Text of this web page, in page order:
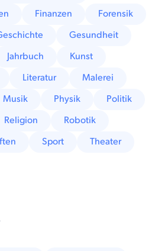
Finanzen
Forensik
Gesundheit
Jahrbuch
Kunst
Literatur
Malerei
Musik Physik
Politik
Religion
Robotik
Sport
Theater